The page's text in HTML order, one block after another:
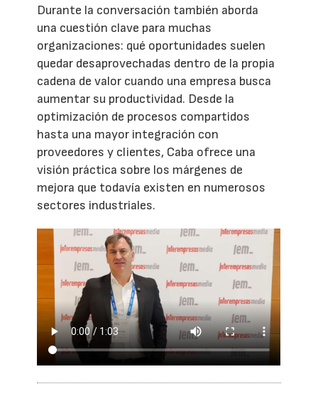
Durante la conversación también aborda
una cuestión clave para muchas
organizaciones: qué oportunidades suelen
quedar desaprovechadas dentro de la propia
cadena de valor cuando una empresa busca
aumentar su productividad. Desde la
optimización de procesos compartidos
hasta una mayor integración con
proveedores y clientes, Caba ofrece una
visión práctica sobre los márgenes de
mejora que todavía existen en numerosos
sectores industriales.